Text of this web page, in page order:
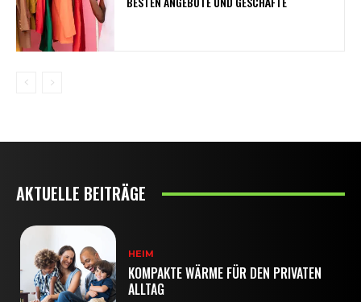
AKTUELLE BEITRÄGE
HEIM
KOMPAKTE WÄRME FÜR DEN PRIVATEN
ALLTAG